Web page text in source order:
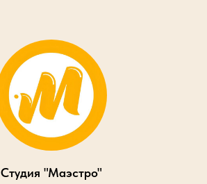
Студия "Маэстро"